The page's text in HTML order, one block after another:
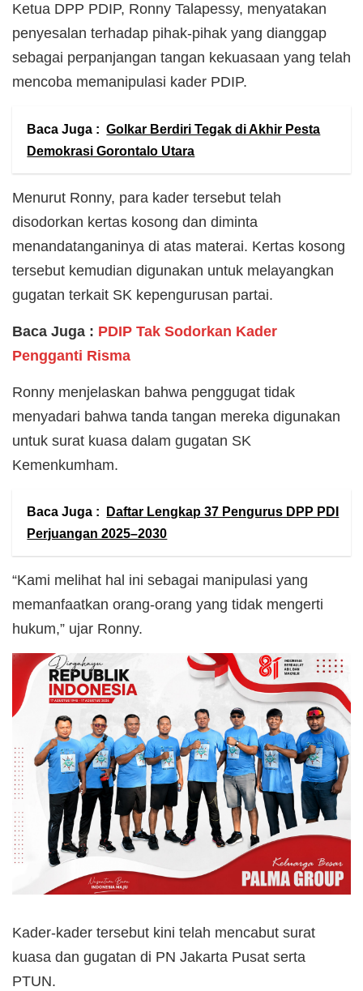
Ketua DPP PDIP, Ronny Talapessy, menyatakan
penyesalan terhadap pihak-pihak yang dianggap
sebagai perpanjangan tangan kekuasaan yang telah
mencoba memanipulasi kader PDIP.
Baca Juga : Golkar Berdiri Tegak di Akhir Pesta
Demokrasi Gorontalo Utara
Menurut Ronny, para kader tersebut telah
disodorkan kertas kosong dan diminta
menandatanganinya di atas materai. Kertas kosong
tersebut kemudian digunakan untuk melayangkan
gugatan terkait SK kepengurusan partai.
Baca Juga : PDIP Tak Sodorkan Kader
Pengganti Risma
Ronny menjelaskan bahwa penggugat tidak
menyadari bahwa tanda tangan mereka digunakan
untuk surat kuasa dalam gugatan SK
Kemenkumham.
Baca Juga :
Daftar Lengkap 37 Pengurus DPP PDI
Perjuangan 2025–2030
“Kami melihat hal ini sebagai manipulasi yang
memanfaatkan orang-orang yang tidak mengerti
hukum,” ujar Ronny.
Kader-kader tersebut kini telah mencabut surat
kuasa dan gugatan di PN Jakarta Pusat serta
PTUN.